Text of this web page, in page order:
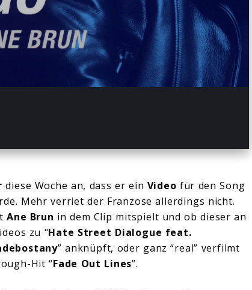
Mute
Enter
diese Woche an, dass er ein Video für den Song
Mehr verriet der Franzose allerdings nicht.
Ane Brun in dem Clip mitspielt und ob dieser an
zu "Hate Street Dialogue feat.
” anknüpft, oder ganz “real” verfilmt
Hit “Fade Out Lines”.